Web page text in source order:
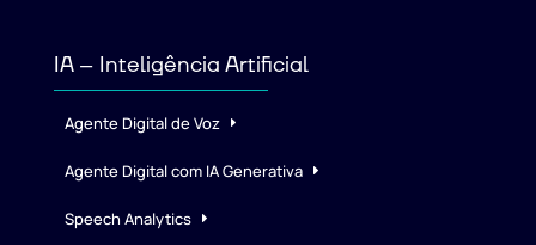
IA – Inteligência Artificial
Agente Digital de Voz
Agente Digital com IA Generativa
Speech Analytics